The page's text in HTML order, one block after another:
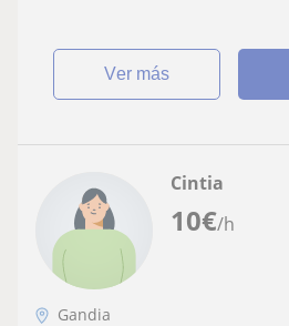
ver más
10€/h
Cintia
Gandia